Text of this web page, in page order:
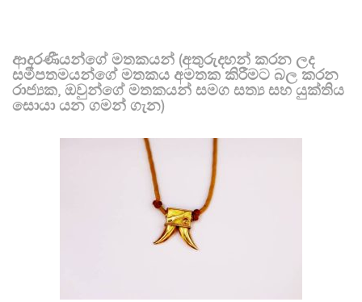
ආදරණීයන්ගේ මතකයන් (අතුරුදහන් කරන ලද
සමීපතමයන්ගේ මතකය අමතක කිරීමට බල කරන
රාජ්‍යක, ඔවුන්ගේ මතකයන් සමග සත්‍ය සහ යුක්තිය
සොයා යන ගමන් ගැන)